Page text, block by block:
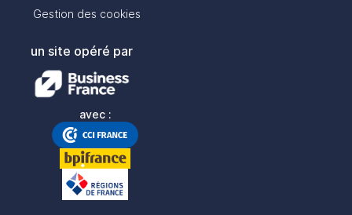
Gestion des cookies
un site opéré par
avec :